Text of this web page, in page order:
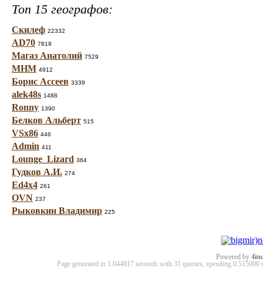
Топ 15 географов:
Скилеф 22332
AD70 7819
Магаз Анатолий 7529
МНМ 4912
Борис Ассеев 3339
alek48s 1488
Ronny 1390
Белков Альберт 515
VSx86 446
Admin 411
Lounge_Lizard 364
Гудков А.И. 274
Ed4x4 261
OVN 237
Рыковкин Владимир 225
Powered by
Page generated in 1.044817 seconds with 31 queries, spending